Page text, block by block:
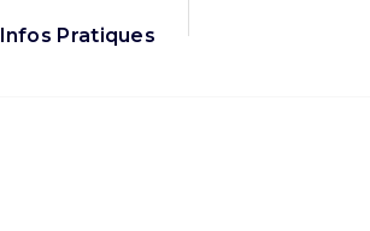
Infos Pratiques